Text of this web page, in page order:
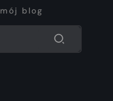
blog